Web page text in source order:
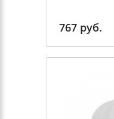
767 руб.